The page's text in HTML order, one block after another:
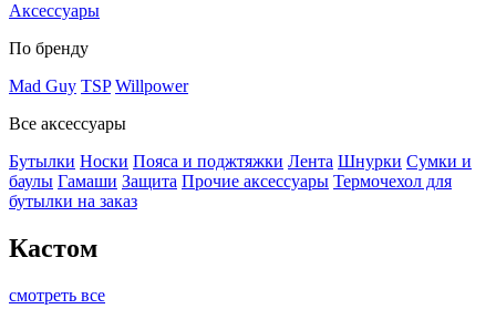
Аксессуары
По бренду
Mad Guy TSP Willpower
Все аксессуары
Бутылки Носки Пояса и поджтяжки Лента Шнурки Сумки и
баулы Гамаши Защита Прочие аксессуары Термочехол для
бутылки на заказ
Кастом
смотреть все